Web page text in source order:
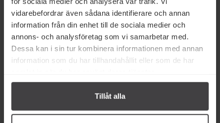
vidarebefordrar även sådana identifierare och annan
information från din enhet till de sociala medier och
annons- och analysföretag som vi samarbetar med.
Dessa kan i sin tur kombinera informationen med annan
information som du har tillhandahållit eller som de har
Tillåt alla
37 kr
415g
119 kr